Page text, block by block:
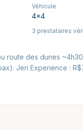
Véhicule
4x4
3 prestataires
route des dunes
Jeri Experience :